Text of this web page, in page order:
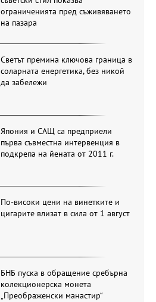
ограниченията пред съживяването
на пазара
Светът премина ключова граница в
соларната енергетика, без никой
да забележи
Япония и САЩ са предприели
първа съвместна интервенция в
подкрепа на йената от 2011 г.
По-високи цени на винетките и
цигарите влизат в сила от 1 август
БНБ пуска в обращение сребърна
колекционерска монета
„Преображенски манастир“